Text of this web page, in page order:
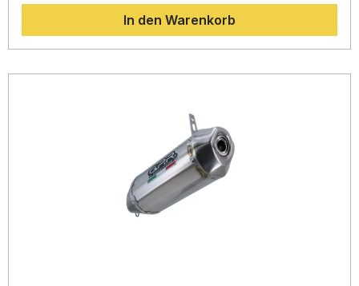
überzeugt. Gleichzeitig erzielen Sie eine spürbare
Gewichtsreduzierung im Vergleich zur Serienanlage. Der
hörbar sportlichere Sound steigert das Fahrerlebnis
deutlich.Das Snorkel Extension Kit unterstützt eine
Motorperformance – ideal für alle, die Wert auf mehr Power
mitgelieferten fahrzeugspezifischen Halterungen
unkompliziert montieren. Für die Montage wird die
Installation durch eine Fachwerkstatt empfohlen. Hergestellt
in Italien nach DIN-zertifizierten Qualitätsstandards.
Passgenau für Can Am Outlander 500 Max 2013–2015
Optimale Kombination mit dem GPR Pentacross Auspuff
Verbessertes Drehmoment und geringeres Gewicht Satter,
In den Warenkorb